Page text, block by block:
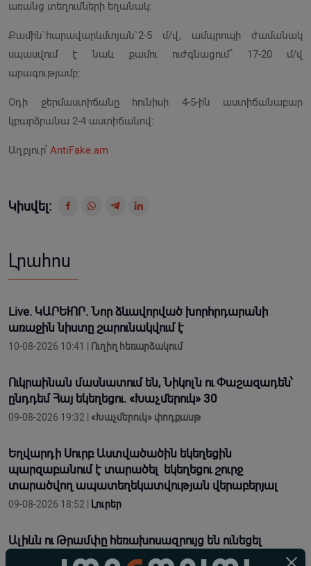
առանց տեղումների եղանակ։
Քամին`հարավարևմտյան`2-5 մ/վ, ամպրոպի ժամանակ
սպասվում է նաև քամու ուժգնացում՝ 17-20 մ/վ
արագությամբ։
Օդի ջերմաստիճանը հունիսի 4-5-ին աստիճանաբար
կբարձրանա 2-4 աստիճանով:
Աղբյուր՝ AntiFake.am
Կիսվել:
Լրահոս
Live. ԿԱՐԵՒՈՐ. Նոր ձևավորված խորհրդարանի
առաջին նիստը շարունակվում է
10-08-2026 10:41 | Ուղիղ հեռարձակում
Ուկրաինան մասնատում են, Նիկոլն ու Փաշազադեն՝
ընդդեմ Հայ եկեղեցու. «Խաչմերուկ» 30
09-08-2026 19:32 | «Խաչմերուկ» փոդքասթ
Եղվարդի Սուրբ Աստվածածին եկեղեցին
պարզաբանում է տարածել եկեղեցու շուրջ
տարածվող ապատեղեկատվության վերաբերյալ
09-08-2026 18:52 | Լուրեր
Ալիևն ու Թրամփը հեռախոսազրույց են ունեցել
08-08-2026 22:05 |Լուրեր